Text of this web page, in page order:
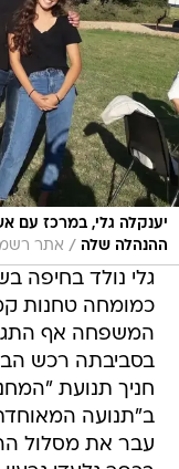
יענקלה גלי, במרכז עם
ההנהלה שלה / אתר
כמומחה טחנות
המשפחה אף
בסביבתה רכש
חניך תנועת
עבר את מסלול